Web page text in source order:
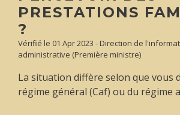
PRESTATIONS
?
Vérifié le 01 Apr 2023 - Direction de
administrative (Première ministre)
La situation diffère selon que vous
régime général (Caf) ou du régime